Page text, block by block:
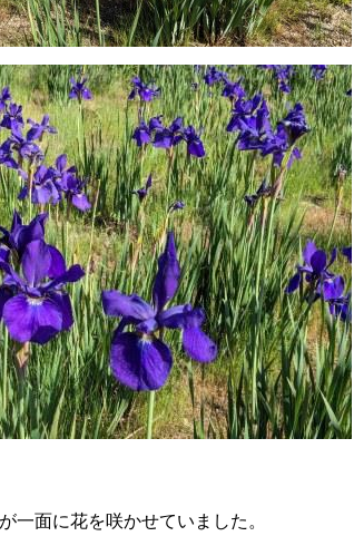
一面に花を咲かせていました。